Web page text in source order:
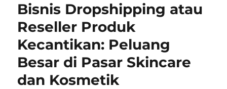
Bisnis Dropshipping atau
Reseller Produk
Kecantikan: Peluang
Besar di Pasar Skincare
dan Kosmetik